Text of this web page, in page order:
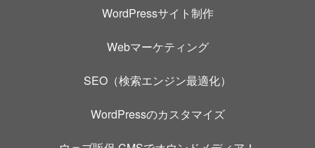
WordPressサイト制作
Webマーケティング
SEO（検索エンジン最適化）
WordPressのカスタマイズ